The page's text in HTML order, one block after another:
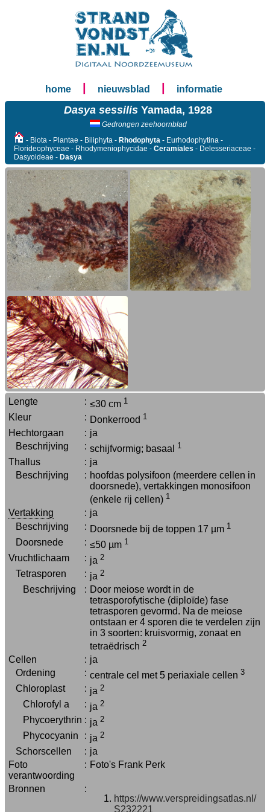
home nieuwsblad informatie
Dasya sessilis Yamada, 1928
Gedrongen zeehoornblad
- Biota - Plantae - Biliphyta - Rhodophyta - Eurhodophytina -
Florideophyceae - Rhodymeniophycidae - Ceramiales - Delesseriaceae -
Dasyoideae - Dasya
Lengte : ≤30 cm 1
Kleur : Donkerrood 1
Hechtorgaan : ja
Beschrijving
: schijfvormig; basaal 1
Thallus : ja
Beschrijving
: hoofdas polysifoon (meerdere cellen in
doorsnede), vertakkingen monosifoon
(enkele rij cellen) 1
Vertakking : ja
Beschrijving
: Doorsnede bij de toppen 17 µm 1
Doorsnede : ≤50 µm 1
Vruchtlichaam : ja 2
Tetrasporen : ja 2
Beschrijving : Door meiose wordt in de
tetrasporofytische (diploïde) fase
tetrasporen gevormd. Na de meiose
ontstaan er 4 sporen die te verdelen zijn
in 3 soorten: kruisvormig, zonaat en
tetraëdrisch 2
Cellen : ja
Ordening
: centrale cel met 5 periaxiale cellen 3
Chloroplast : ja 2
Chlorofyl a : ja 2
Phycoerythrin : ja 2
Phycocyanin : ja 2
Schorscellen : ja
Foto
verantwoording
: Foto's Frank Perk
Bronnen
:
https://www.verspreidingsatlas.nl/
S232221